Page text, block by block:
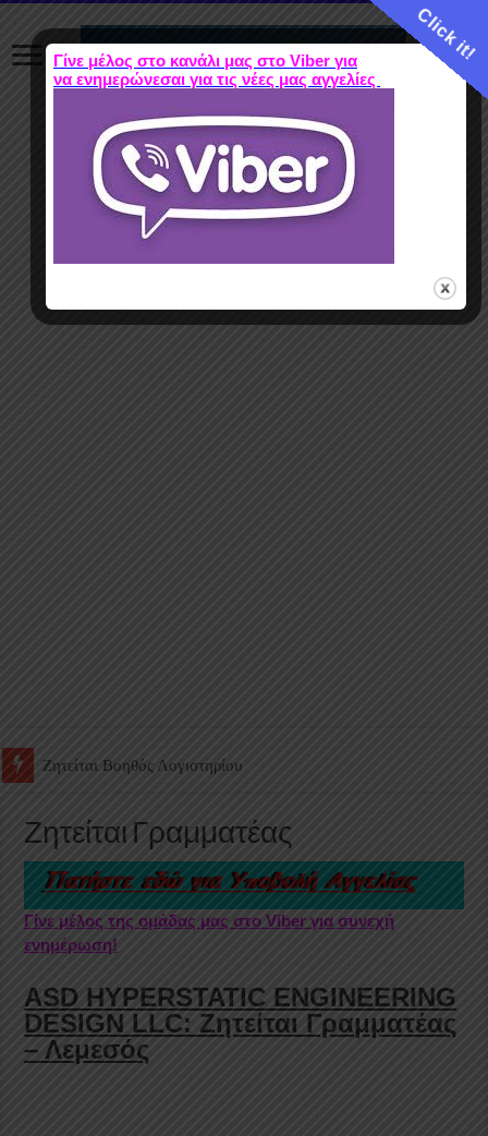
Ζητείται Υπάλληλος για γέμισμα και ανεφοδιασμό αυτόματων
Ζητείται Γραμματέας
Γίνε μέλος της ομάδας μας στο Viber για συνεχή
ενημέρωση!
ASD HYPERSTATIC ENGINEERING
DESIGN LLC: Ζητείται Γραμματέας
– Λεμεσός
Click it!
Γίνε μέλος στο κανάλι μας στο Viber για
να ενημερώνεσαι για τις νέες μας αγγελίες